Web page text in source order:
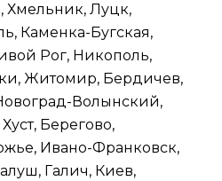
Хмельник, Луцк,
Каменка-Бугская,
Рог, Никополь,
Житомир, Бердичев,
Волынский,
Берегово,
Ивано-Франковск,
Галич, Киев,